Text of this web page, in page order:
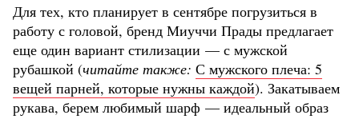
Для тех, кто планирует в сентябре погрузиться в
работу с головой, бренд Миуччи Прады предлагает
еще один вариант стилизации — с мужской
рубашкой (читайте также: С мужского плеча: 5
вещей парней, которые нужны каждой). Закатываем
рукава, берем любимый шарф — идеальный образ